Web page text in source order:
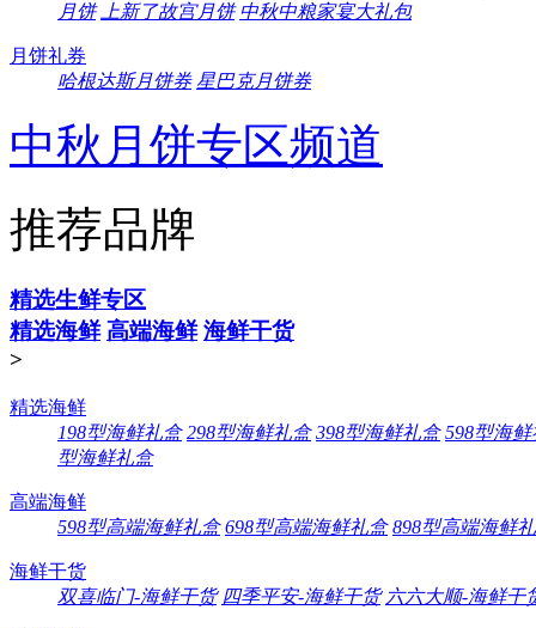
月饼
上新了故宫月饼 中秋中粮家宴大礼包
月饼礼券
哈根达斯月饼券 星巴克月饼券
中秋月饼专区频道
推荐品牌
精选生鲜专区
精选海鲜 高端海鲜 海鲜干货
>
精选海鲜
198型海鲜礼盒 298型海鲜礼盒 398型海鲜礼盒 598型海鲜
型海鲜礼盒
高端海鲜
598型高端海鲜礼盒 698型高端海鲜礼盒 898型高端海鲜
海鲜干货
双喜临门-海鲜干货 四季平安-海鲜干货 六六大顺-海鲜干